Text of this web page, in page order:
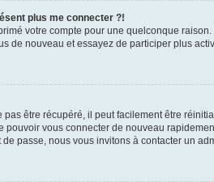
plus me connecter ?!
votre compte pour une quelconque
de nouveau et essayez de participer plus
être récupéré, il peut facilement être
pouvoir vous connecter de nouveau
passe, nous vous invitons à contacter un